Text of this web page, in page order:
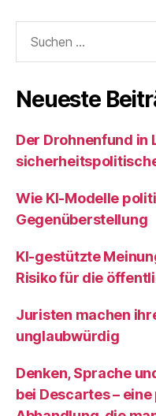
nach:
Neueste
Der Drohnenfund in
Wie KI‑Modelle
Gegenüberstellung
KI‑gestützte
Risiko für die
Juristen machen
unglaubwürdig
Denken, Sprache
bei Descartes –